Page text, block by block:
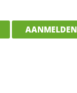
AANMELDEN